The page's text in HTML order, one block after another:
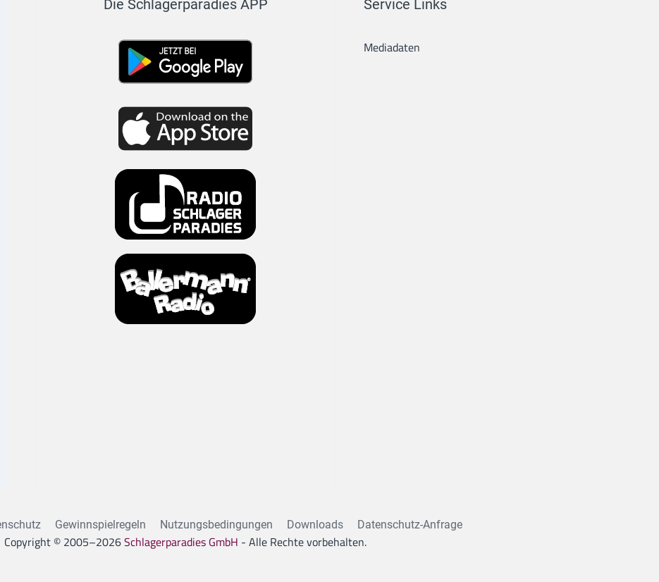
Die Schlagerparadies APP Service Links
Mediadaten
Gewinnspielregeln Nutzungsbedingungen Downloads Datenschutz-Anfrage
Copyright © 2005–2026Schlagerparadies GmbH - Alle Rechte vorbehalten.